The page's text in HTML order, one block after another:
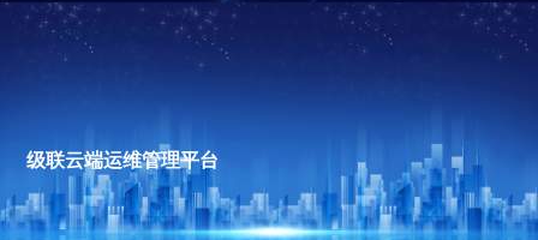
级联云端运维管理平台